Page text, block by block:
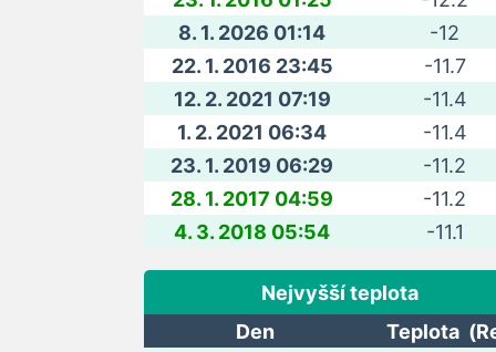
8. 1. 2026 01:14
-12
22. 1. 2016 23:45
-11.7
12. 2. 2021 07:19
-11.4
1. 2. 2021 06:34
-11.4
23. 1. 2019 06:29
-11.2
28. 1. 2017 04:59
-11.2
4. 3. 2018 05:54
-11.1
Nejvyšší teplota
Den
Teplota